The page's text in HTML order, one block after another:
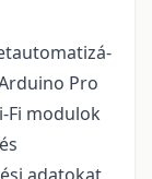
Pro
Fi modulok